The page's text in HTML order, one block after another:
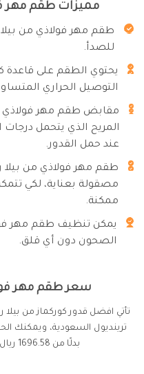
مميزات طقم مهر
طقم مهر فولاذي من
للصدأ.
يحتوي الطقم على قاعدة
التوصيل الحراري
مقابض طقم مهر فولاذي
المريح الذي يتحمل درجات
عند حمل القدور.
طقم مهر فولاذي من
مصقولة بعناية، لكي
ممكنة.
يمكن تنظيف طقم مهر
الصحون دون أي قلق.
سعر طقم مهر
تأتي افضل قدور كوركماز من
بدلًا من 1696.58 ريال سعودي من داخل المتجر.